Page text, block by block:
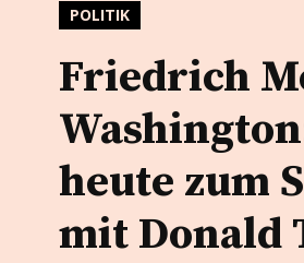
POLITIK
Friedrich
heute zum
mit Donald